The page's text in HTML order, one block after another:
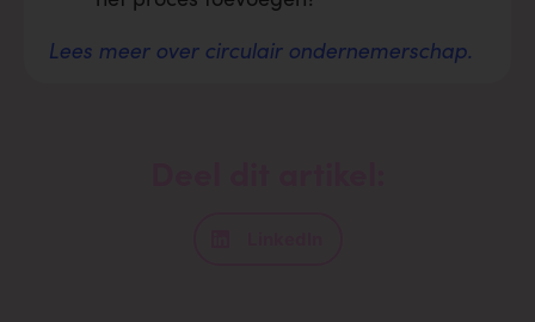
Lees meer over circulair ondernemerschap.